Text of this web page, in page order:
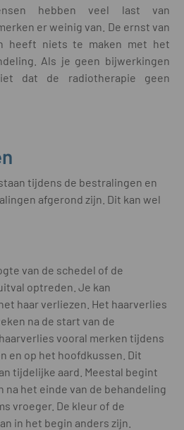
hebben veel last van
er weinig van. De ernst van
heeft niets te maken met het
Als je geen bijwerkingen
dat de radiotherapie geen
tijdens de bestralingen en
afgerond zijn. Dit kan wel
van de schedel of de
optreden. Je kan
haar verliezen. Het haarverlies
na de start van de
vooral merken tijdens
en op het hoofdkussen. Dit
tijdelijke aard. Meestal begint
na het einde van de behandeling
vroeger. De kleur of de
in het begin anders zijn.